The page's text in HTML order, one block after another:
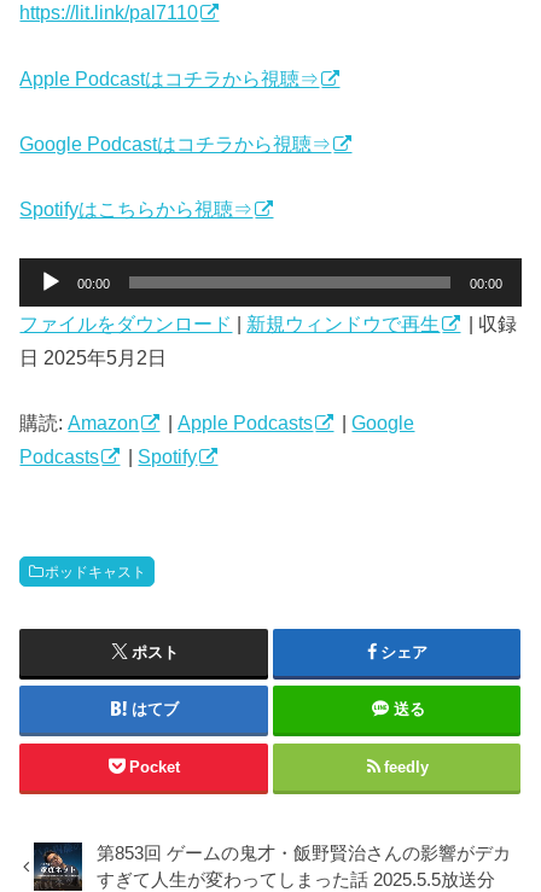
https://lit.link/pal7110
Apple Podcastはコチラから視聴⇒
Google Podcastはコチラから視聴⇒
Spotifyはこちらから視聴⇒
プ
レ
ヤ
ー
00:00 00:00
ファイルをダウンロード | 新規ウィンドウで再生 | 収録
日 2025年5月2日
購読:Amazon |Apple Podcasts |Google
Podcasts
| Spotify
ポッドキャスト
ポスト シェア
はてブ 送る
Pocket feedly
第853回 ゲームの鬼才・飯野賢治さんの影響がデカ
すぎて人生が変わってしまった話 2025.5.5放送分